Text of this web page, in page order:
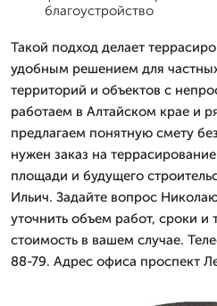
благоустройство
Такой подход делает
удобным решением для
территорий и объектов с
работаем в Алтайском крае и
предлагаем понятную смету
нужен заказ на
площади и будущего
Ильич. Задайте вопрос
уточнить объем работ, сроки и
стоимость в вашем случае.
88-79. Адрес офиса проспект